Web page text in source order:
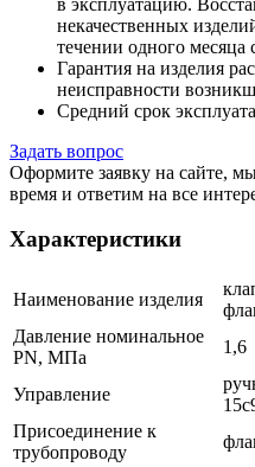
некачественных
течении одного месяца
Гарантия на изделия
неисправности
Средний срок
Задать вопрос
Оформите заявку на сайте,
время и ответим на все
Характеристики
Наименование изделия
Давление номинальное
PN, МПа
1,6
Управление
Присоединение к
трубопроводу